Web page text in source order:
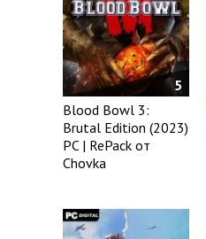
5
Blood Bowl 3:
Brutal Edition (2023)
PC | RePack от
Chovka